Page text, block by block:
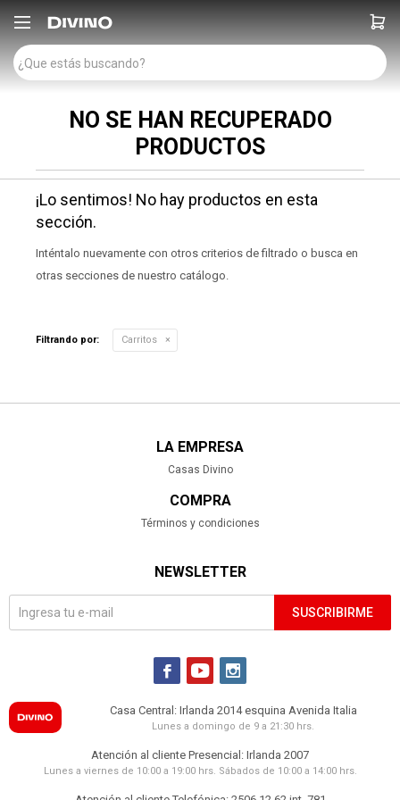

NO SE HAN RECUPERADO
PRODUCTOS
¡Lo sentimos! No hay productos en esta
sección.
Inténtalo nuevamente con otros criterios de filtrado o busca en
otras secciones de nuestro catálogo.
Filtrando por: Carritos
LA EMPRESA
Casas Divino
COMPRA
Términos y condiciones
NEWSLETTER
SUSCRIBIRME
  
Casa Central: Irlanda 2014 esquina Avenida Italia
Lunes a domingo de 9 a 21:30 hrs.
Atención al cliente Presencial: Irlanda 2007
Lunes a viernes de 10:00 a 19:00 hrs. Sábados de 10:00 a 14:00 hrs.